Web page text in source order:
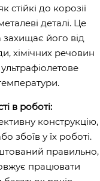
стійкі до корозії
деталі. Це
захищає його від
хімічних речовин
в роботі:
конструкцію,
збоїв у їх роботі.
правильно,
працювати